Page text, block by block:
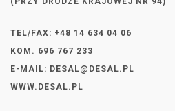
TEL/FAX: +48 14 634 04 06
KOM. 696 767 233
E-MAIL: DESAL@DESAL.PL
WWW.DESAL.PL